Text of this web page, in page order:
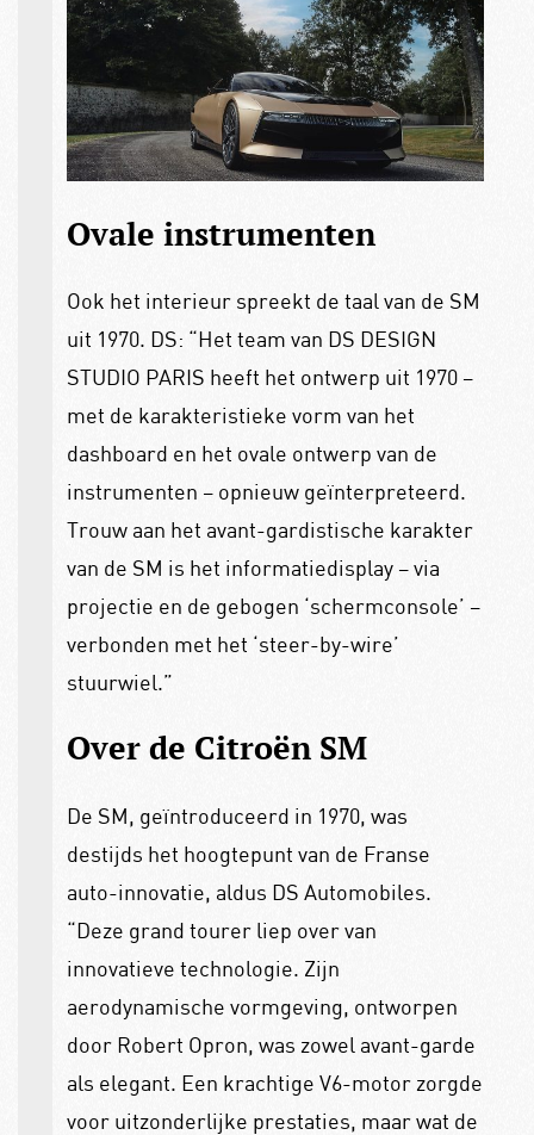
Ovale instrumenten
Ook het interieur spreekt de taal van de SM
uit 1970. DS: “Het team van DS DESIGN
STUDIO PARIS heeft het ontwerp uit 1970 –
met de karakteristieke vorm van het
dashboard en het ovale ontwerp van de
instrumenten – opnieuw geïnterpreteerd.
Trouw aan het avant-gardistische karakter
van de SM is het informatiedisplay – via
projectie en de gebogen ‘schermconsole’ –
verbonden met het ‘steer-by-wire’
stuurwiel.”
Over de Citroën SM
De SM, geïntroduceerd in 1970, was
destijds het hoogtepunt van de Franse
auto-innovatie, aldus DS Automobiles.
“Deze grand tourer liep over van
innovatieve technologie. Zijn
aerodynamische vormgeving, ontworpen
door Robert Opron, was zowel avant-garde
als elegant. Een krachtige V6-motor zorgde
voor uitzonderlijke prestaties, maar wat de